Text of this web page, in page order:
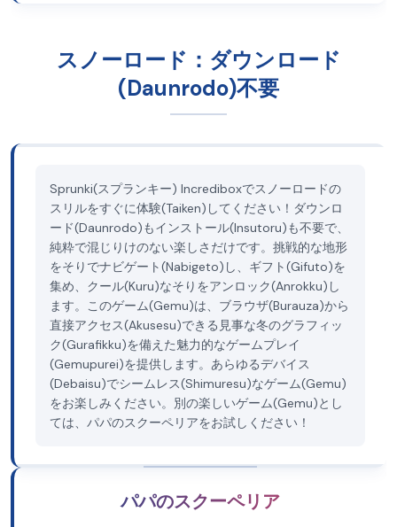
スノーロード：ダウンロード
(Daunrodo)不要
Sprunki(スプランキー) Incrediboxでスノーロードの
スリルをすぐに体験(Taiken)してください！ダウンロ
ード(Daunrodo)もインストール(Insutoru)も不要で、
純粋で混じりけのない楽しさだけです。挑戦的な地形
をそりでナビゲート(Nabigeto)し、ギフト(Gifuto)を
集め、クール(Kuru)なそりをアンロック(Anrokku)し
ます。このゲーム(Gemu)は、ブラウザ(Burauza)から
直接アクセス(Akusesu)できる見事な冬のグラフィッ
ク(Gurafikku)を備えた魅力的なゲームプレイ
(Gemupurei)を提供します。あらゆるデバイス
(Debaisu)でシームレス(Shimuresu)なゲーム(Gemu)
をお楽しみください。別の楽しいゲーム(Gemu)とし
ては、パパのスクーペリアをお試しください！
パパのスクーペリア